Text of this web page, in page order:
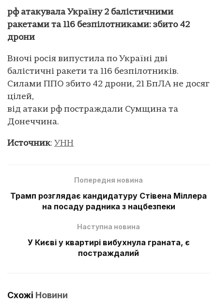
рф атакувала Україну 2 балістичними
ракетами та 116 безпілотниками: збито 42
дрони
Вночі росія випустила по Україні дві
балістичні ракети та 116 безпілотників.
Силами ППО збито 42 дрони, 21 БпЛА не досяг
цілей,
від атаки рф постраждали Сумщина та
Донеччина.
Источник: УНН
Попередня новина
Трамп розглядає кандидатуру Стівена Міллера
на посаду радника з нацбезпеки
Наступна новина
У Києві у квартирі вибухнула граната, є
постраждалий
Схожі Новини